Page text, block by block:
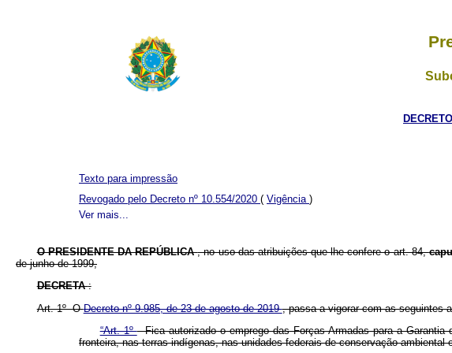
Ver mais...
Texto para impressão
Revogado pelo Decreto nº 10.554/2020 ( Vigência )
O PRESIDENTE DA REPÚBLICA, no uso das atribuições que lhe confere o art. 84,
de junho de 1999,
DECRETA:
Art. 1º ODecreto nº 9.985, de 23 de agosto de 2019, passa a vigorar com as seguintes
“Art. 1ºFica autorizado o emprego das Forças Armadas para a Garantia
fronteira, nas terras indígenas, nas unidades federais de conservação